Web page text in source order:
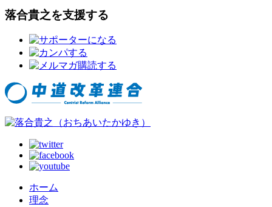
落合貴之を支援する
ホーム
理念